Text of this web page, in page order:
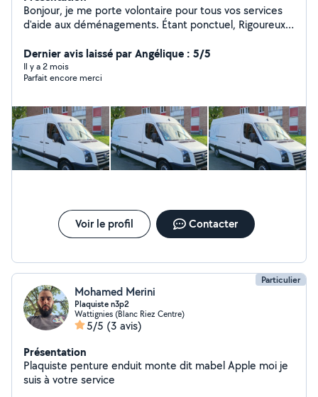
Bonjour, je me porte volontaire pour tous vos services
d'aide aux déménagements. Étant ponctuel, Rigoureux
tâches dans la bonne humeur comme toujours. Si besoin
je vous laisse prendre contact avec moi. À très vite.
Edward
Dernier avis laissé par Angélique : 5/5
Il y a 2 mois
Parfait encore merci
Voir le profil Contacter
Particulier
Mohamed Merini
Plaquiste n3p2
Wattignies (Blanc Riez Centre)
5/5 (3 avis)
Présentation
Plaquiste penture enduit monte dit mabel Apple moi je
suis à votre service